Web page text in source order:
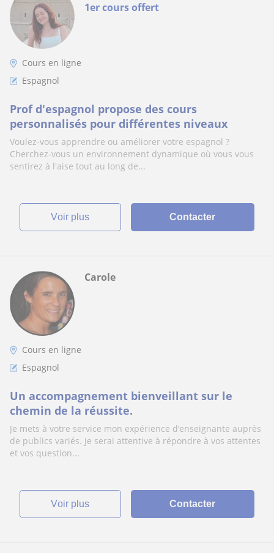
1er cours offert
Cours en ligne
Espagnol
Prof d'espagnol propose des cours
personnalisés pour différentes niveaux
Voulez-vous apprendre ou améliorer votre espagnol ?
Cherchez-vous un environnement dynamique où vous vous
sentirez à l'aise tout au long de...
voir plus Contacter
Carole
Cours en ligne
Espagnol
Un accompagnement bienveillant sur le
chemin de la réussite.
Je mets à votre service mon expérience d’enseignante auprès
de publics variés. Je serai attentive à répondre à vos attentes
et vos question...
voir plus Contacter